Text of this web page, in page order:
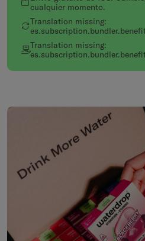
cualquier momento.
Translation missing:
Translation missing: